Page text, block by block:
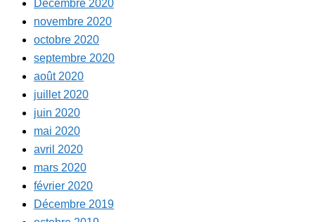
Décembre 2020
novembre 2020
octobre 2020
septembre 2020
août 2020
juillet 2020
juin 2020
mai 2020
avril 2020
mars 2020
février 2020
Décembre 2019